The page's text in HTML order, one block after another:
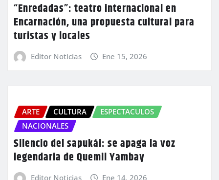
“Enredadas”: teatro internacional en
Encarnación, una propuesta cultural para
turistas y locales
Editor Noticias Ene 15, 2026
ARTE CULTURA
ESPECTACULOS
NACIONALES
Silencio del sapukái: se apaga la voz
legendaria de Quemil Yambay
Editor Noticias Ene 14, 2026